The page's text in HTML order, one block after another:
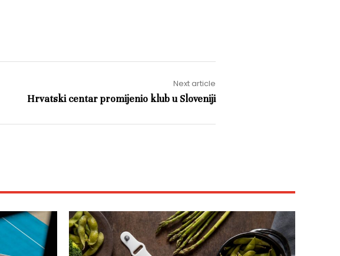
Next article
Hrvatski centar promijenio klub u Sloveniji